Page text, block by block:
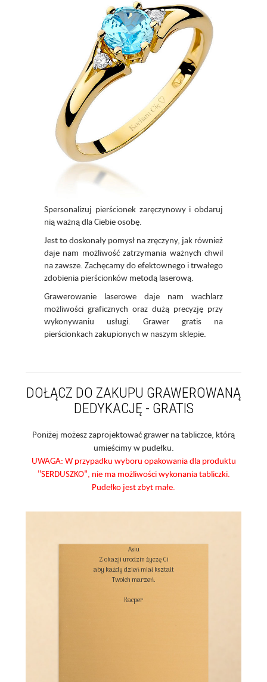
Spersonalizuj pierścionek zaręczynowy i obdaruj
nią ważną dla Ciebie osobę.
Jest to doskonały pomysł na zręczyny, jak również
daje nam możliwość zatrzymania ważnych chwil
na zawsze. Zachęcamy do efektownego i trwałego
zdobienia pierścionków metodą laserową.
Grawerowanie laserowe daje nam wachlarz
możliwości graficznych oraz dużą precyzję przy
wykonywaniu usługi. Grawer gratis na
pierścionkach zakupionych w naszym sklepie.
DOŁĄCZ DO ZAKUPU GRAWEROWANĄ
DEDYKACJĘ - GRATIS
Poniżej możesz zaprojektować grawer na tabliczce, którą
umieścimy w pudełku.
UWAGA: W przypadku wyboru opakowania dla produktu
"SERDUSZKO", nie ma możliwości wykonania tabliczki.
Pudełko jest zbyt małe.
Asiu
Z okazji urodzin życzę Ci
aby każdy dzień miał kształt
Twoich marzeń.
Kacper